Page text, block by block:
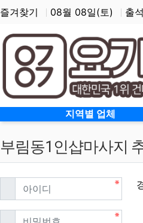
즐겨찾기 08월 08일(토) 출
지역별 업체
부림동1인샵마사지
아이디필수
비밀번호필수